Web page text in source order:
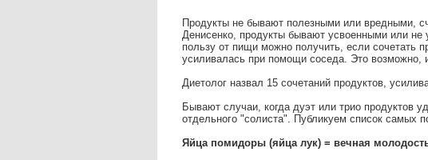
Продукты не бывают полезными или вредными,
Денисенко, продукты бывают усвоенными или
пользу от пищи можно получить, если сочетать
усиливалась при помощи соседа. Это возможно,
Диетолог назвал 15 сочетаний продуктов,
Бывают случаи, когда дуэт или трио продуктов
отдельного "солиста". Публикуем список самых
Яйца помидоры (яйца лук) = вечная